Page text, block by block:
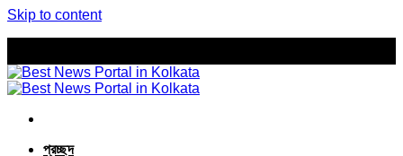
Skip to content
প্রচ্ছদ